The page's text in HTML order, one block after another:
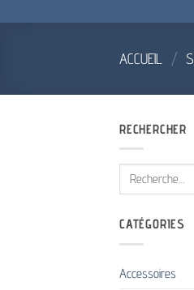
ACCUEIL /
RECHERCHER
Recherche
pour :
CATÉGORIES
Accessoires